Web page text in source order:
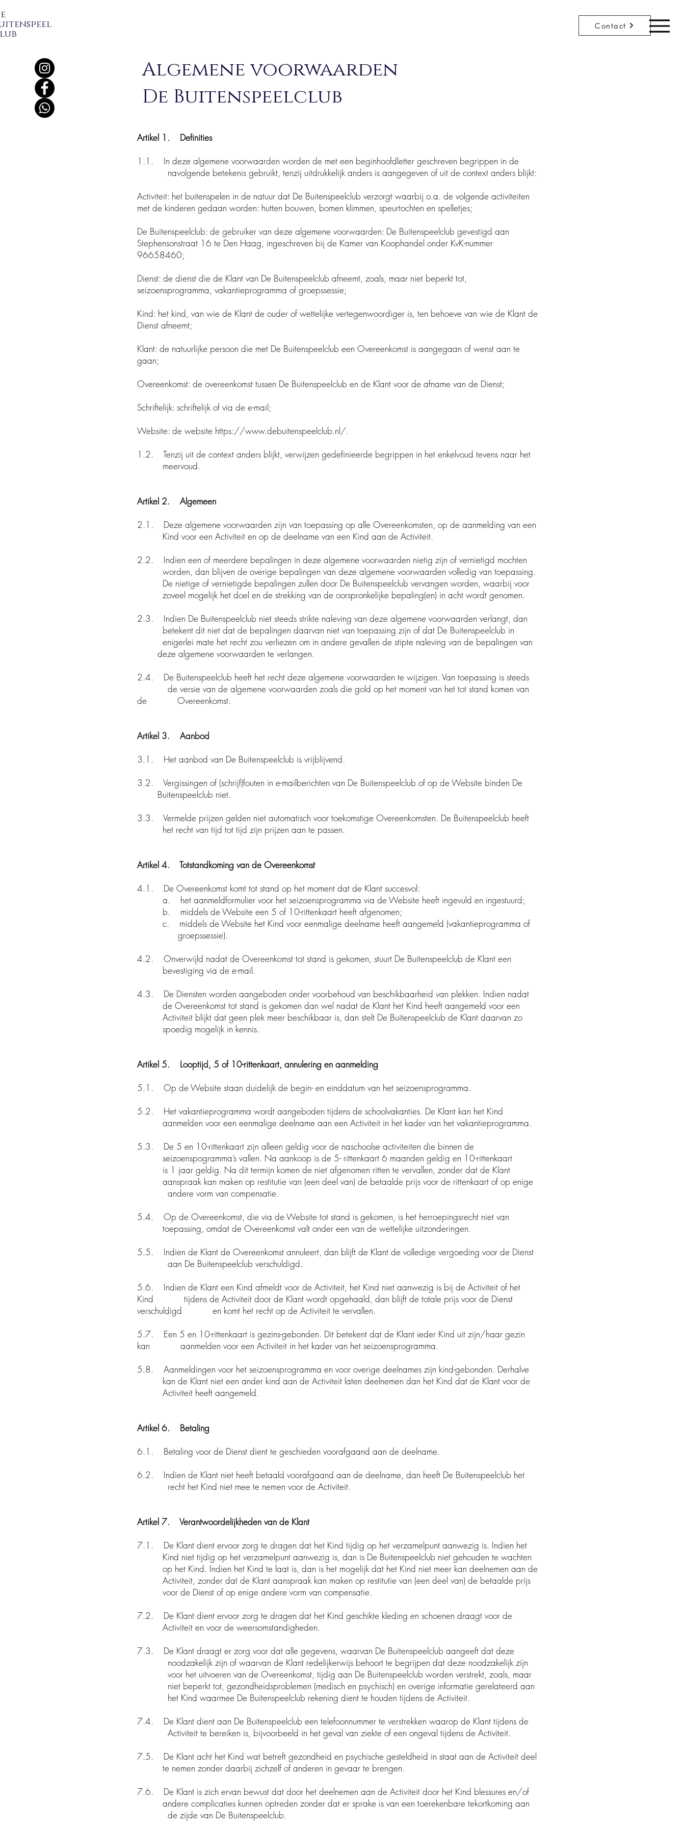
Contact
Algemene voorwaarden
De Buitenspeelclub
Artikel 1. Definities
1.1. In deze algemene voorwaarden worden de met een beginhoofdletter geschreven begrippen in de
navolgende betekenis gebruikt, tenzij uitdrukkelijk anders is aangegeven of uit de context anders blijkt:
Activiteit: het buitenspelen in de natuur dat De Buitenspeelclub verzorgt waarbij o.a. de volgende activiteiten
met de kinderen gedaan worden: hutten bouwen, bomen klimmen, speurtochten en spelletjes;
De Buitenspeelclub: de gebruiker van deze algemene voorwaarden: De Buitenspeelclub gevestigd aan
Stephensonstraat 16 te Den Haag, ingeschreven bij de Kamer van Koophandel onder KvK-nummer
96658460;
Dienst: de dienst die de Klant van De Buitenspeelclub afneemt, zoals, maar niet beperkt tot,
seizoensprogramma, vakantieprogramma of groepssessie;
Kind: het kind, van wie de Klant de ouder of wettelijke vertegenwoordiger is, ten behoeve van wie de Klant de
Dienst afneemt;
Klant: de natuurlijke persoon die met De Buitenspeelclub een Overeenkomst is aangegaan of wenst aan te
gaan;
Overeenkomst: de overeenkomst tussen De Buitenspeelclub en de Klant voor de afname van de Dienst;
Schriftelijk: schriftelijk of via de e-mail;
Website: de website https://www.debuitenspeelclub.nl/.
1.2. Tenzij uit de context anders blijkt, verwijzen gedefinieerde begrippen in het enkelvoud tevens naar het
meervoud.
Artikel 2. Algemeen
2.1. Deze algemene voorwaarden zijn van toepassing op alle Overeenkomsten, op de aanmelding van een
Kind voor een Activiteit en op de deelname van een Kind aan de Activiteit.
2.2. Indien een of meerdere bepalingen in deze algemene voorwaarden nietig zijn of vernietigd mochten
worden, dan blijven de overige bepalingen van deze algemene voorwaarden volledig van toepassing.
De nietige of vernietigde bepalingen zullen door De Buitenspeelclub vervangen worden, waarbij voor
zoveel mogelijk het doel en de strekking van de oorspronkelijke bepaling(en) in acht wordt genomen.
2.3. Indien De Buitenspeelclub niet steeds strikte naleving van deze algemene voorwaarden verlangt, dan
betekent dit niet dat de bepalingen daarvan niet van toepassing zijn of dat De Buitenspeelclub in
enigerlei mate het recht zou verliezen om in andere gevallen de stipte naleving van de bepalingen van
deze algemene voorwaarden te verlangen.
2.4. De Buitenspeelclub heeft het recht deze algemene voorwaarden te wijzigen. Van toepassing is steeds
de versie van de algemene voorwaarden zoals die gold op het moment van het tot stand komen van
de Overeenkomst.
Artikel 3. Aanbod
3.1. Het aanbod van De Buitenspeelclub is vrijblijvend.
3.2. Vergissingen of (schrijf)fouten in e-mailberichten van De Buitenspeelclub of op de Website binden De
Buitenspeelclub niet.
3.3. Vermelde prijzen gelden niet automatisch voor toekomstige Overeenkomsten. De Buitenspeelclub heeft
het recht van tijd tot tijd zijn prijzen aan te passen.
Artikel 4. Totstandkoming van de Overeenkomst
4.1. De Overeenkomst komt tot stand op het moment dat de Klant succesvol:
a. het aanmeldformulier voor het seizoensprogramma via de Website heeft ingevuld en ingestuurd;
b. middels de Website een 5 of 10-rittenkaart heeft afgenomen;
c. middels de Website het Kind voor eenmalige deelname heeft aangemeld (vakantieprogramma of
groepssessie).
4.2. Onverwijld nadat de Overeenkomst tot stand is gekomen, stuurt De Buitenspeelclub de Klant een
bevestiging via de e-mail.
4.3. De Diensten worden aangeboden onder voorbehoud van beschikbaarheid van plekken. Indien nadat
de Overeenkomst tot stand is gekomen dan wel nadat de Klant het Kind heeft aangemeld voor een
Activiteit blijkt dat geen plek meer beschikbaar is, dan stelt De Buitenspeelclub de Klant daarvan zo
spoedig mogelijk in kennis.
Artikel 5. Looptijd, 5 of 10-rittenkaart, annulering en aanmelding
5.1. Op de Website staan duidelijk de begin- en einddatum van het seizoensprogramma.
5.2. Het vakantieprogramma wordt aangeboden tijdens de schoolvakanties. De Klant kan het Kind
aanmelden voor een eenmalige deelname aan een Activiteit in het kader van het vakantieprogramma.
5.3. De 5 en 10-rittenkaart zijn alleen geldig voor de naschoolse activiteiten die binnen de
seizoenspogramma’s vallen. Na aankoop is de 5- rittenkaart 6 maanden geldig en 10-rittenkaart
is 1 jaar geldig. Na dit termijn komen de niet afgenomen ritten te vervallen, zonder dat de Klant
aanspraak kan maken op restitutie van (een deel van) de betaalde prijs voor de rittenkaart of op enige
andere vorm van compensatie.
5.4. Op de Overeenkomst, die via de Website tot stand is gekomen, is het herroepingsrecht niet van
toepassing, omdat de Overeenkomst valt onder een van de wettelijke uitzonderingen.
5.5. Indien de Klant de Overeenkomst annuleert, dan blijft de Klant de volledige vergoeding voor de Dienst
aan De Buitenspeelclub verschuldigd.
5.6. Indien de Klant een Kind afmeldt voor de Activiteit, het Kind niet aanwezig is bij de Activiteit of het
Kind tijdens de Activiteit door de Klant wordt opgehaald, dan blijft de totale prijs voor de Dienst
verschuldigd en komt het recht op de Activiteit te vervallen.
5.7. Een 5 en 10-rittenkaart is gezins-gebonden. Dit betekent dat de Klant ieder Kind uit zijn/haar gezin
kan aanmelden voor een Activiteit in het kader van het seizoensprogramma.
5.8. Aanmeldingen voor het seizoensprogramma en voor overige deelnames zijn kind-gebonden. Derhalve
kan de Klant niet een ander kind aan de Activiteit laten deelnemen dan het Kind dat de Klant voor de
Activiteit heeft aangemeld.
Artikel 6. Betaling
6.1. Betaling voor de Dienst dient te geschieden voorafgaand aan de deelname.
6.2. Indien de Klant niet heeft betaald voorafgaand aan de deelname, dan heeft De Buitenspeelclub het
recht het Kind niet mee te nemen voor de Activiteit.
Artikel 7. Verantwoordelijkheden van de Klant
7.1. De Klant dient ervoor zorg te dragen dat het Kind tijdig op het verzamelpunt aanwezig is. Indien het
Kind niet tijdig op het verzamelpunt aanwezig is, dan is De Buitenspeelclub niet gehouden te wachten
op het Kind. Indien het Kind te laat is, dan is het mogelijk dat het Kind niet meer kan deelnemen aan de
Activiteit, zonder dat de Klant aanspraak kan maken op restitutie van (een deel van) de betaalde prijs
voor de Dienst of op enige andere vorm van compensatie.
7.2. De Klant dient ervoor zorg te dragen dat het Kind geschikte kleding en schoenen draagt voor de
Activiteit en voor de weersomstandigheden.
7.3. De Klant draagt er zorg voor dat alle gegevens, waarvan De Buitenspeelclub aangeeft dat deze
noodzakelijk zijn of waarvan de Klant redelijkerwijs behoort te begrijpen dat deze noodzakelijk zijn
voor het uitvoeren van de Overeenkomst, tijdig aan De Buitenspeelclub worden verstrekt, zoals, maar
niet beperkt tot, gezondheidsproblemen (medisch en psychisch) en overige informatie gerelateerd aan
het Kind waarmee De Buitenspeelclub rekening dient te houden tijdens de Activiteit.
7.4. De Klant dient aan De Buitenspeelclub een telefoonnummer te verstrekken waarop de Klant tijdens de
Activiteit te bereiken is, bijvoorbeeld in het geval van ziekte of een ongeval tijdens de Activiteit.
7.5. De Klant acht het Kind wat betreft gezondheid en psychische gesteldheid in staat aan de Activiteit deel
te nemen zonder daarbij zichzelf of anderen in gevaar te brengen.
7.6. De Klant is zich ervan bewust dat door het deelnemen aan de Activiteit door het Kind blessures en/of
andere complicaties kunnen optreden zonder dat er sprake is van een toerekenbare tekortkoming aan
de zijde van De Buitenspeelclub.